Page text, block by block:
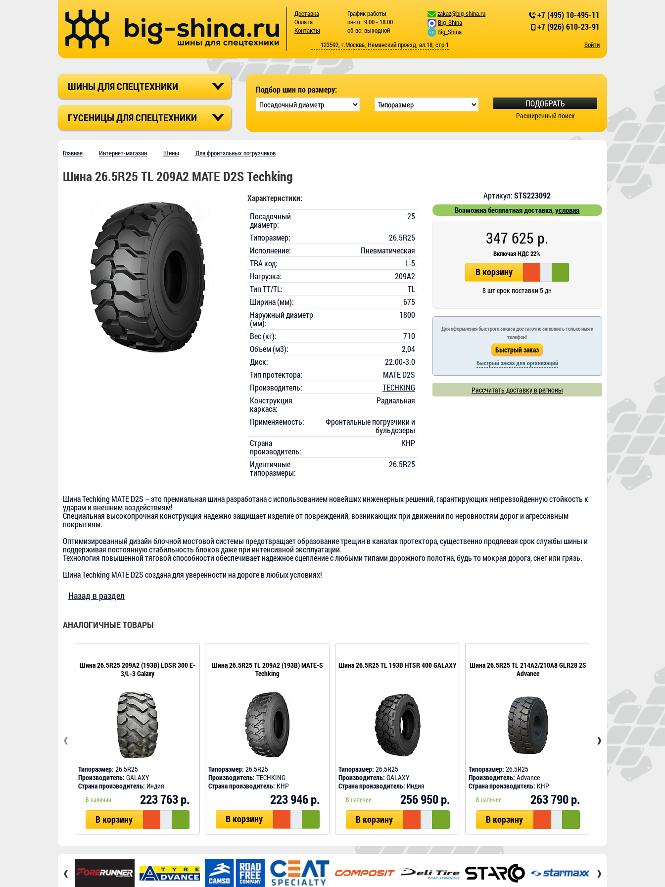
Доставка
Оплата
Контакты
График работы
пн-пт: 9:00 - 18:00
сб-вс: выходной
zakaz@big-shina.ru
Big_Shina
Big_Shina
+7 (495) 10-495-11
+7 (926) 610-23-91
123592, г.Москва, Неманский проезд, вл.18, стр.1 Войти
ШИНЫ ДЛЯ СПЕЦТЕХНИКИ
ГУСЕНИЦЫ ДЛЯ СПЕЦТЕХНИКИ
Подбор шин по размеру:
ПОДОБРАТЬ
Расширенный поиск
Главная Интернет-магазин Шины Для фронтальных погрузчиков
Шина 26.5R25 TL 209A2 MATE D2S Techking
Артикул:STS223092
Возможна бесплатная доставка,условия
347 625 р.
Включая НДС 22%
В корзину
8 шт срок поставки 5 дн
Для оформления быстрого заказа достаточно заполнить только имя и
телефон!
Быстрый заказ для организаций
Рассчитать доставку в регионы
Характеристики:
Посадочный
диаметр:
25
Типоразмер:
26.5R25
Исполнение:
Пневматическая
TRA код:
L-5
Нагрузка:
209A2
Тип TT/TL:
TL
Ширина (мм):
675
Наружный диаметр
(мм):
1800
Вес (кг):
710
Объем (м3):
2,04
Диск:
22.00-3.0
Тип протектора:
MATE D2S
Производитель:
TECHKING
Конструкция
каркаса:
Радиальная
Применяемость:
Фронтальные погрузчики и
бульдозеры
Страна
производитель:
КНР
Идентичные
типоразмеры:
26.5R25
Шина Techking MATE D2S – это премиальная шина разработана с использованием новейших инженерных решений, гарантирующих непревзойденную стойкость к
ударам и внешним воздействиям!
Специальная высокопрочная конструкция надежно защищает изделие от повреждений, возникающих при движении по неровностям дорог и агрессивным
покрытиям.
Оптимизированный дизайн блочной мостовой системы предотвращает образование трещин в каналах протектора, существенно продлевая срок службы шины и
поддерживая постоянную стабильность блоков даже при интенсивной эксплуатации.
Технология повышенной тяговой способности обеспечивает надежное сцепление с любыми типами дорожного полотна, будь то мокрая дорога, снег или грязь.
Шина Techking MATE D2S создана для уверенности на дороге в любых условиях!
Назад в раздел
АНАЛОГИЧНЫЕ ТОВАРЫ
Шина 26.5R25 209A2 (193B) LDSR 300 E-
3/L-3 Galaxy
Типоразмер: 26.5R25
Производитель: GALAXY
Страна производитель: Индия
В наличии 223 763 р.
В корзину
Шина 26.5R25 TL 209A2 (193B) MATE-S
Techking
Типоразмер: 26.5R25
Производитель: TECHKING
Страна производитель: КНР
223 946 р.
В корзину
Шина 26.5R25 TL 193B HTSR 400 GALAXY
Типоразмер: 26.5R25
Производитель: GALAXY
Страна производитель: Индия
В наличии 256 950 р.
В корзину
Шина 26.5R25 TL 214A2/210A8 GLR28 2S
Advance
Типоразмер: 26.5R25
Производитель: Advance
Страна производитель: КНР
В наличии 263 790 р.
В корзину
31
Типоразмер:26.5R25
Производитель:
‹ ›
‹ ›